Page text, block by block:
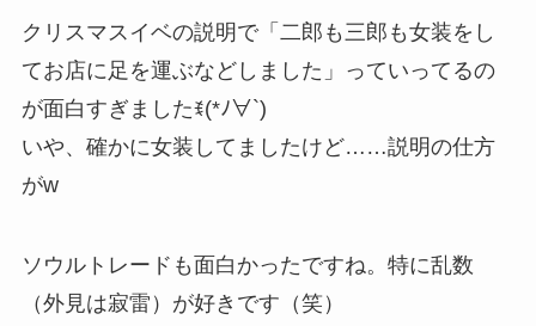
クリスマスイベの説明で「二郎も三郎も女装をし
てお店に足を運ぶなどしました」っていってるの
が面白すぎましたꉂ(*ﾉ∀`)
いや、確かに女装してましたけど……説明の仕方
がw
ソウルトレードも面白かったですね。特に乱数
（外見は寂雷）が好きです（笑）